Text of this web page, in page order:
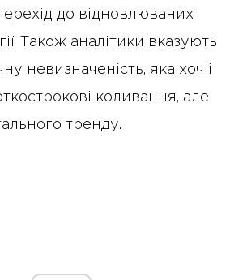
до відновлюваних
Також аналітики вказують
невизначеність, яка хоч і
коливання, але
тренду.